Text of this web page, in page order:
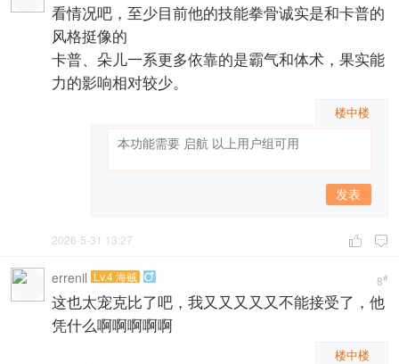
看情况吧，至少目前他的技能拳骨诚实是和卡普的
风格挺像的
卡普、朵儿一系更多依靠的是霸气和体术，果实能
力的影响相对较少。
楼中楼
发表
 
2026-5-31 13:27
8#
errenil Lv.4 海贼 
这也太宠克比了吧，我又又又又又不能接受了，他
凭什么啊啊啊啊啊
楼中楼